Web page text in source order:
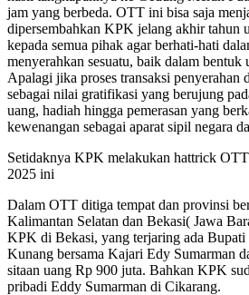
jam yang berbeda. OTT ini bisa saja
dipersembahkan KPK jelang akhir tahun
kepada semua pihak agar berhati-hati
menyerahkan sesuatu, baik dalam bentuk
Apalagi jika proses transaksi penyerahan
sebagai nilai gratifikasi yang berujung
uang, hadiah hingga pemerasan yang
kewenangan sebagai aparat sipil negara
Setidaknya KPK melakukan hattrick
2025 ini
Dalam OTT ditiga tempat dan provinsi
Kalimantan Selatan dan Bekasi( Jawa
KPK di Bekasi, yang terjaring ada
Kunang bersama Kajari Edy Sumarman
sitaan uang Rp 900 juta. Bahkan KPK
pribadi Eddy Sumarman di Cikarang.